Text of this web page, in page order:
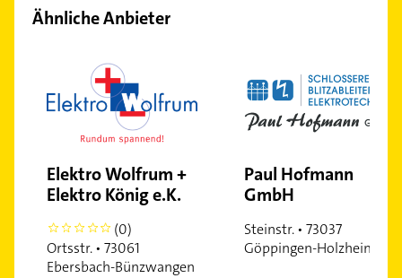
Ähnliche Anbieter
Elektro Wolfrum +
Elektro König e.K.
0
(0)
Ortsstr. • 73061
Ebersbach-Bünzwangen
Paul Hofmann
GmbH
Steinstr. • 73037
Göppingen-Holzheim